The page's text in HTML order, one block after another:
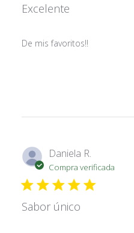
Excelente
De mis favoritos!!
Daniela R.
Compra verificada
Sabor único